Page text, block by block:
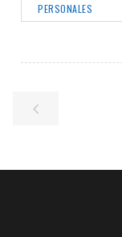
PERSONALES